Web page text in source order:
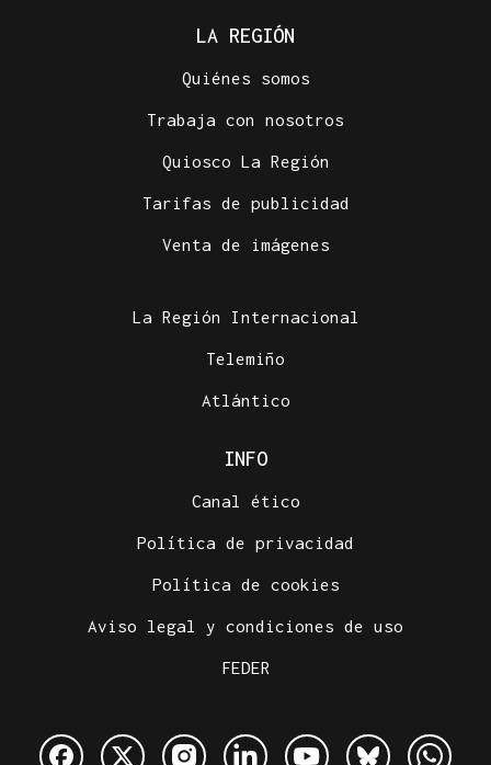
LA REGIÓN
Quiénes somos
Trabaja con nosotros
Quiosco La Región
Tarifas de publicidad
Venta de imágenes
La Región Internacional
Telemiño
Atlántico
INFO
Canal ético
Política de privacidad
Política de cookies
Aviso legal y condiciones de uso
FEDER